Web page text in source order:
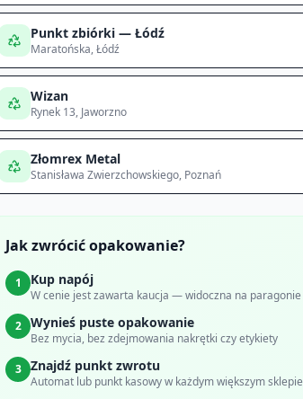
Punkt zbiórki — Łódź
Maratońska, Łódź
Wizan
Rynek 13, Jaworzno
Złomrex Metal
Stanisława Zwierzchowskiego, Poznań
Jak zwrócić opakowanie?
1 Kup napój
W cenie jest zawarta kaucja — widoczna na paragonie
2
Wynieś puste opakowanie
Bez mycia, bez zdejmowania nakrętki czy etykiety
3
Znajdź punkt zwrotu
Automat lub punkt kasowy w każdym większym sklepie